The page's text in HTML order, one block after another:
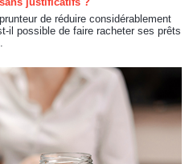
de réduire considérablement
il possible de faire racheter ses prêts